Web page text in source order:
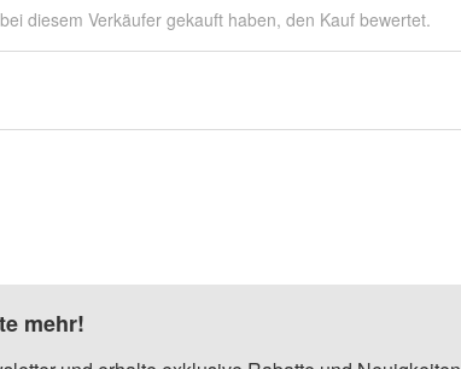
diesem Verkäufer gekauft haben, den Kauf bewertet.
mehr!